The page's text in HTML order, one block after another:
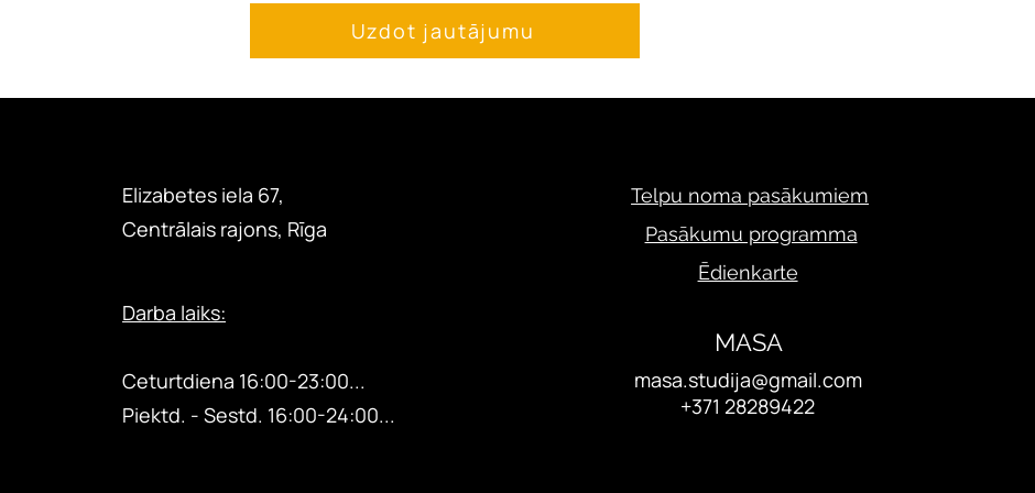
Uzdot jautājumu
Elizabetes iela 67,
Centrālais rajons, Rīga
Darba laiks:
Ceturtdiena 16:00-23:00...
Piektd. - Sestd. 16:00-24:00...
Telpu noma pasākumiem
Pasākumu programma
Ēdienkarte
MASA
masa.studija@gmail.com
+371 28289422